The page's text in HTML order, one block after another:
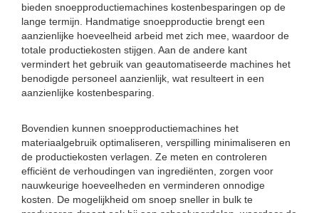
bieden snoepproductiemachines kostenbesparingen op de
lange termijn. Handmatige snoepproductie brengt een
aanzienlijke hoeveelheid arbeid met zich mee, waardoor de
totale productiekosten stijgen. Aan de andere kant
vermindert het gebruik van geautomatiseerde machines het
benodigde personeel aanzienlijk, wat resulteert in een
aanzienlijke kostenbesparing.
Bovendien kunnen snoepproductiemachines het
materiaalgebruik optimaliseren, verspilling minimaliseren en
de productiekosten verlagen. Ze meten en controleren
efficiënt de verhoudingen van ingrediënten, zorgen voor
nauwkeurige hoeveelheden en verminderen onnodige
kosten. De mogelijkheid om snoep sneller in bulk te